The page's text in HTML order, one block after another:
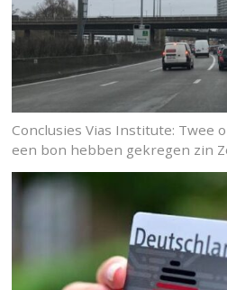
Conclusies Vias Institute: Twee
een bon hebben gekregen zin